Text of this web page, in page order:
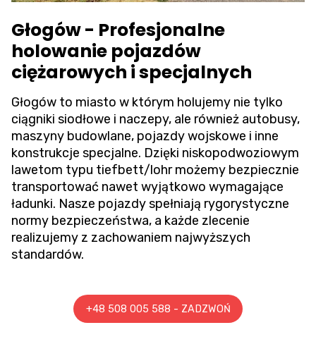
Głogów - Profesjonalne
holowanie pojazdów
ciężarowych i specjalnych
Głogów to miasto w którym holujemy nie tylko
ciągniki siodłowe i naczepy, ale również autobusy,
maszyny budowlane, pojazdy wojskowe i inne
konstrukcje specjalne. Dzięki niskopodwoziowym
lawetom typu tiefbett/lohr możemy bezpiecznie
transportować nawet wyjątkowo wymagające
ładunki. Nasze pojazdy spełniają rygorystyczne
normy bezpieczeństwa, a każde zlecenie
realizujemy z zachowaniem najwyższych
standardów.
+48 508 005 588 - ZADZWOŃ